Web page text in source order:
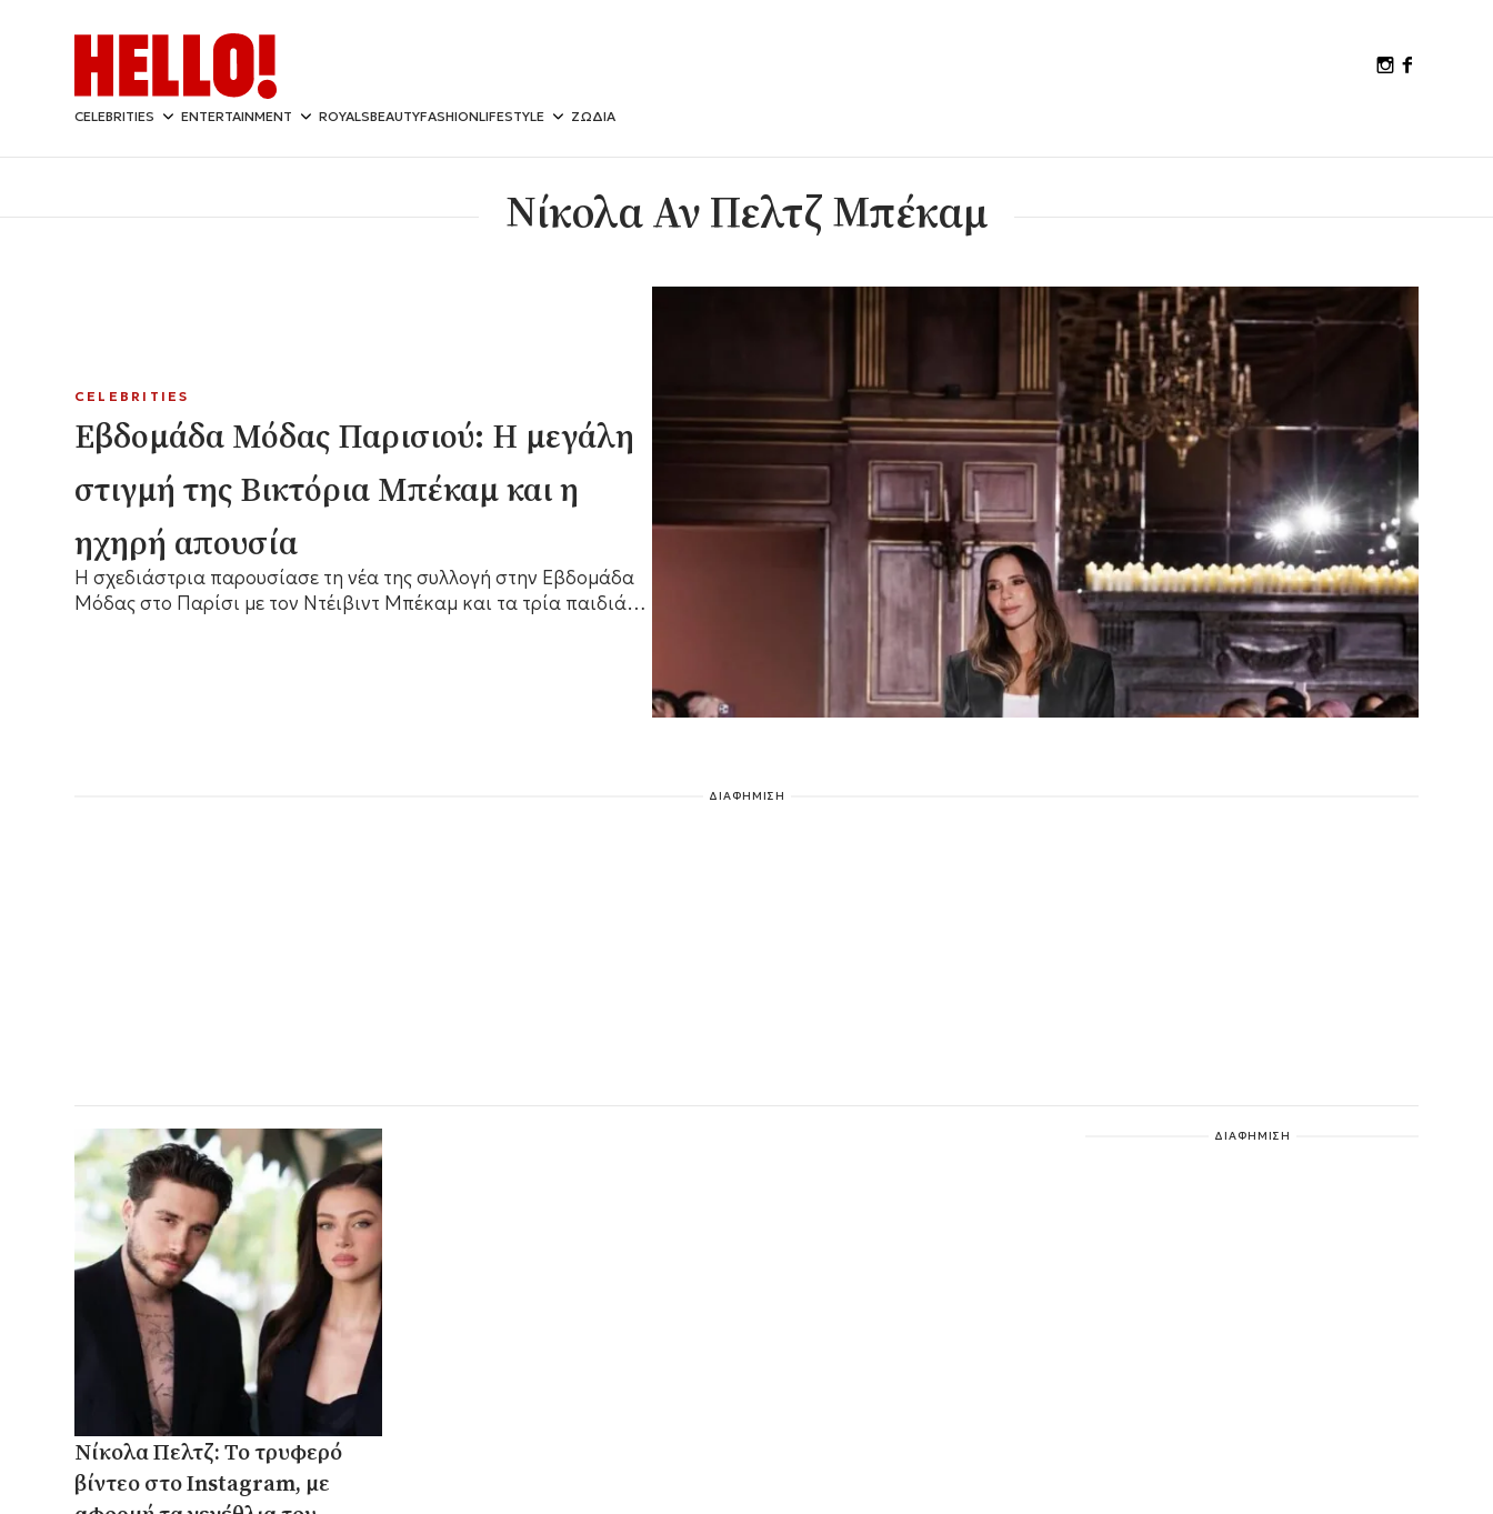
CELEBRITIES ENTERTAINMENT ROYALSBEAUTYFASHIONLIFESTYLE ΖΩΔΙΑ
Νίκολα Αν Πελτζ Μπέκαμ
CELEBRITIES
Εβδομάδα Μόδας Παρισιού: Η μεγάλη
στιγμή της Βικτόρια Μπέκαμ και η
ηχηρή απουσία
Η σχεδιάστρια παρουσίασε τη νέα της συλλογή στην Εβδομάδα
Μόδας στο Παρίσι με τον Ντέιβιντ Μπέκαμ και τα τρία παιδιά
ΔΙΑΦΗΜΙΣΗ
Νίκολα Πελτζ: Το τρυφερό
βίντεο στο Instagram, με
ΔΙΑΦΗΜΙΣΗ